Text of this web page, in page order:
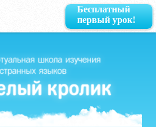
Бесплатный
первый урок!